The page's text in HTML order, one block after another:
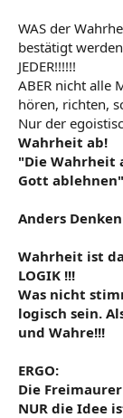
WAS der
bestätigt
JEDER!!!!!!
ABER nicht alle
hören, richten,
Nur der
Wahrheit ab!
"Die Wahrheit
Gott
Anders
Wahrheit ist
LOGIK !!!
Was nicht
logisch sein.
und Wahre!!!
ERGO:
Die
NUR die Idee